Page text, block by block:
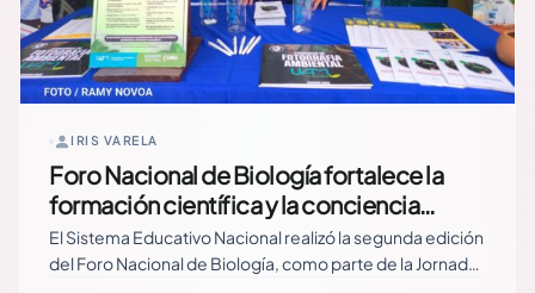
IRIS VARELA
Foro Nacional de Biología fortalece la
formación científica y la conciencia
ambiental en el Sistema Educativo
Nacional
El Sistema Educativo Nacional realizó la segunda edición
del Foro Nacional de Biología, como parte de la Jornada